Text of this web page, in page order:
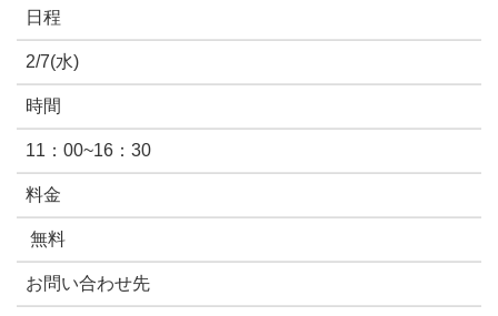
日程
2/7(水)
時間
11：00~16：30
料金
無料
お問い合わせ先